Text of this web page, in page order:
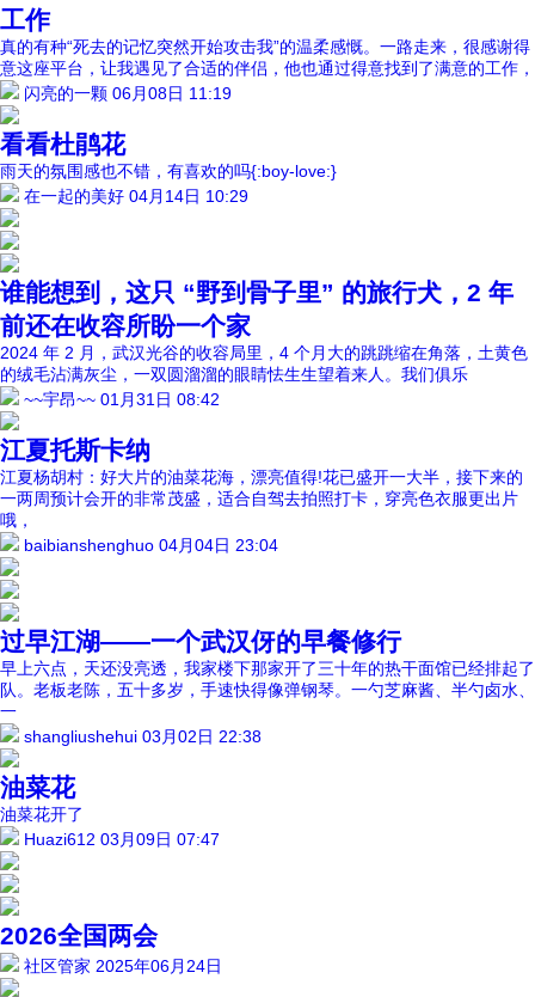
工作
真的有种“死去的记忆突然开始攻击我”的温柔感慨。一路走来，很感谢得
意这座平台，让我遇见了合适的伴侣，他也通过得意找到了满意的工作，
闪亮的一颗 06月08日 11:19
看看杜鹃花
雨天的氛围感也不错，有喜欢的吗{:boy-love:}
在一起的美好 04月14日 10:29
谁能想到，这只 “野到骨子里” 的旅行犬，2 年
前还在收容所盼一个家
2024 年 2 月，武汉光谷的收容局里，4 个月大的跳跳缩在角落，土黄色
的绒毛沾满灰尘，一双圆溜溜的眼睛怯生生望着来人。我们俱乐
~~宇昂~~ 01月31日 08:42
江夏托斯卡纳
江夏杨胡村：好大片的油菜花海，漂亮值得!花已盛开一大半，接下来的
一两周预计会开的非常茂盛，适合自驾去拍照打卡，穿亮色衣服更出片
哦，
baibianshenghuo 04月04日 23:04
过早江湖——一个武汉伢的早餐修行
早上六点，天还没亮透，我家楼下那家开了三十年的热干面馆已经排起了
队。老板老陈，五十多岁，手速快得像弹钢琴。一勺芝麻酱、半勺卤水、
一
shangliushehui 03月02日 22:38
油菜花
油菜花开了
Huazi612 03月09日 07:47
2026全国两会
社区管家 2025年06月24日